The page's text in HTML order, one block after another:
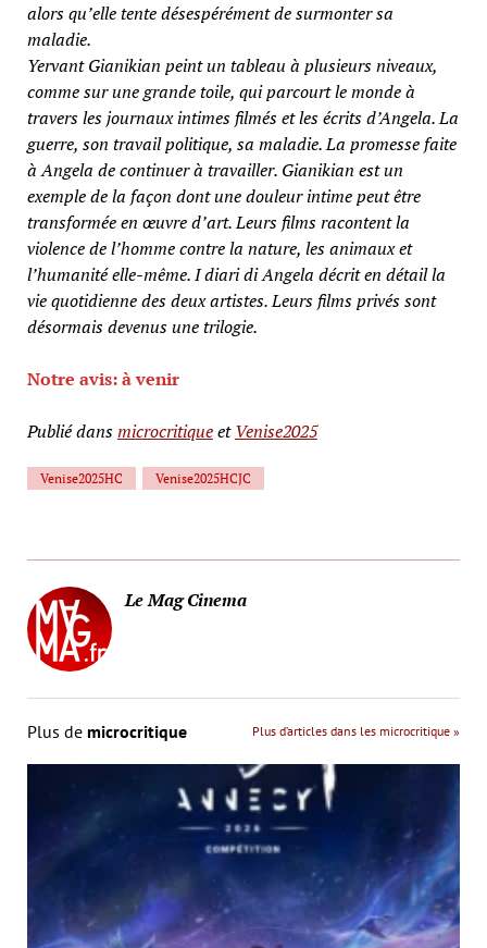
alors qu’elle tente désespérément de surmonter sa
maladie.
Yervant Gianikian peint un tableau à plusieurs niveaux,
comme sur une grande toile, qui parcourt le monde à
travers les journaux intimes filmés et les écrits d’Angela. La
guerre, son travail politique, sa maladie. La promesse faite
à Angela de continuer à travailler. Gianikian est un
exemple de la façon dont une douleur intime peut être
transformée en œuvre d’art. Leurs films racontent la
violence de l’homme contre la nature, les animaux et
l’humanité elle-même. I diari di Angela décrit en détail la
vie quotidienne des deux artistes. Leurs films privés sont
désormais devenus une trilogie.
Notre avis: à venir
Publié dansmicrocritiqueetVenise2025
Venise2025HC Venise2025HCJC
Le Mag Cinema
Plus de microcritique Plus d’articles dans les microcritique »